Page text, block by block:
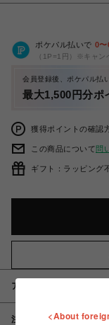
ポケパル払いで 0〜
（1P=1円）※キャン
会員登録後、ポケパル払
最大1,500円分ポ
獲得ポイントの確認
この商品について問
ギフト：ラッピング
アイテム説明 / 素材
注意事項 <About